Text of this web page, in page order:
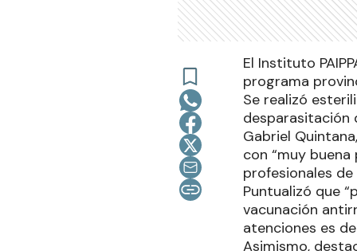
El Instituto
programa
Se realizó
desparasitación
Gabriel
con “muy
profesionales
Puntualizó que
vacunación
atenciones es
Asimismo,